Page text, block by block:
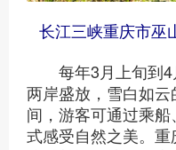
长江三峡重庆市巫
每年3月上旬到4
两岸盛放，雪白如
间，游客可通过乘
式感受自然之美。